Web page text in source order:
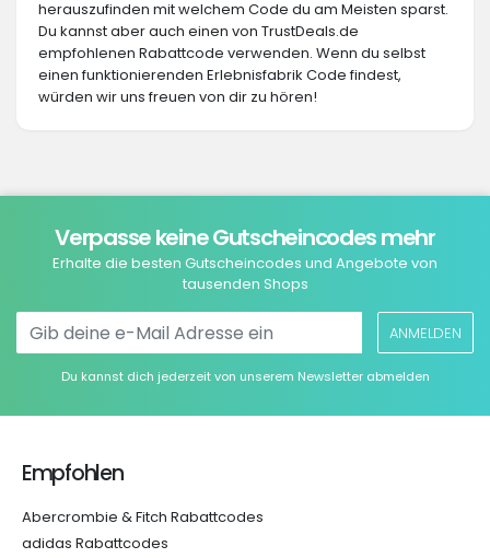
herauszufinden mit welchem Code du am Meisten sparst.
Du kannst aber auch einen von TrustDeals.de
empfohlenen Rabattcode verwenden. Wenn du selbst
einen funktionierenden Erlebnisfabrik Code findest,
würden wir uns freuen von dir zu hören!
Verpasse keine Gutscheincodes mehr
Erhalte die besten Gutscheincodes und Angebote von
tausenden Shops
ANMELDEN
Du kannst dich jederzeit von unserem Newsletter abmelden
Empfohlen
Abercrombie & Fitch Rabattcodes
adidas Rabattcodes